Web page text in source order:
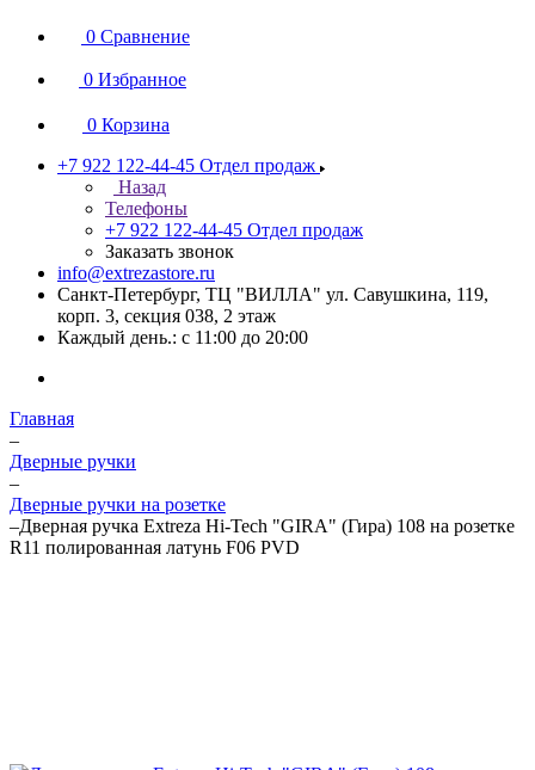
0 Сравнение
0 Избранное
0 Корзина
+7 922 122-44-45 Отдел продаж
Назад
Телефоны
+7 922 122-44-45 Отдел продаж
Заказать звонок
info@extrezastore.ru
Санкт-Петербург, ТЦ "ВИЛЛА" ул. Савушкина, 119,
корп. 3, секция 038, 2 этаж
Каждый день.: с 11:00 до 20:00
Главная
–
Дверные ручки
–
Дверные ручки на розетке
–Дверная ручка Extreza Hi-Tech "GIRA" (Гира) 108 на розетке
R11 полированная латунь F06 PVD